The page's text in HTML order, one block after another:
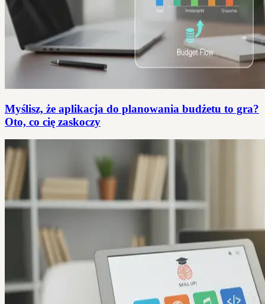
Myślisz, że aplikacja do planowania budżetu to gra?
Oto, co cię zaskoczy